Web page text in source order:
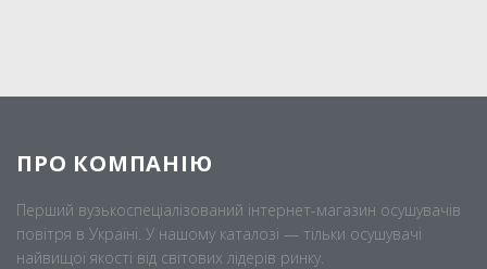
ПРО КОМПАНІЮ
Перший вузькоспеціалізований інтернет-магазин осушувачів
повітря в Україні. У нашому каталозі — тільки осушувачі
найвищої якості від світових лідерів ринку.